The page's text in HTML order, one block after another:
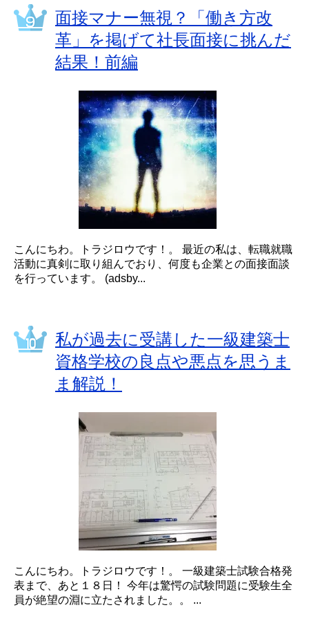
面接マナー無視？「働き方改
革」を掲げて社長面接に挑んだ
結果！前編
こんにちわ。トラジロウです！。 最近の私は、転職就職
活動に真剣に取り組んでおり、何度も企業との面接面談
を行っています。 (adsby...
私が過去に受講した一級建築士
資格学校の良点や悪点を思うま
ま解説！
こんにちわ。トラジロウです！。 一級建築士試験合格発
表まで、あと１８日！ 今年は驚愕の試験問題に受験生全
員が絶望の淵に立たされました。。 ...